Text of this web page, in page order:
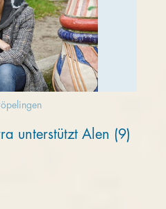
unterstützt Alen (9)